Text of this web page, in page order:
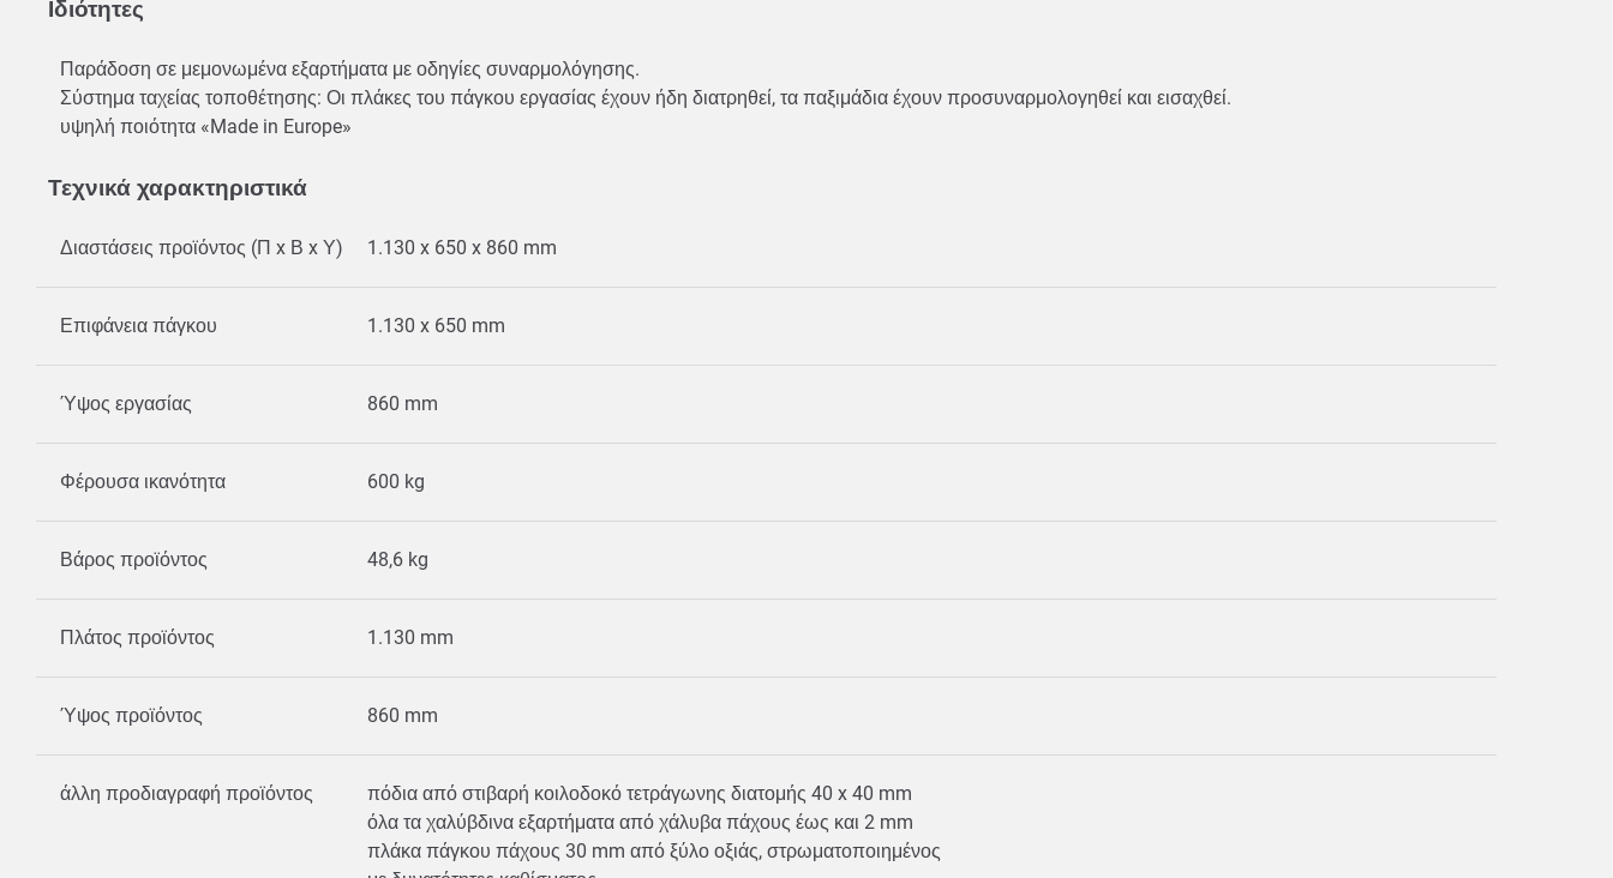
Ιδιότητες
Παράδοση σε μεμονωμένα εξαρτήματα με οδηγίες συναρμολόγησης.
Σύστημα ταχείας τοποθέτησης: Οι πλάκες του πάγκου εργασίας έχουν ήδη διατρηθεί, τα παξιμάδια έχουν προσυναρμολογηθεί και εισαχθεί.
υψηλή ποιότητα «Made in Europe»
Τεχνικά χαρακτηριστικά
Διαστάσεις προϊόντος (Π x Β x Υ) 1.130 x 650 x 860 mm
Επιφάνεια πάγκου 1.130 x 650 mm
Ύψος εργασίας 860 mm
Φέρουσα ικανότητα 600 kg
Βάρος προϊόντος 48,6 kg
Πλάτος προϊόντος 1.130 mm
Ύψος προϊόντος 860 mm
άλλη προδιαγραφή προϊόντος
πόδια από στιβαρή κοιλοδοκό τετράγωνης διατομής 40 x 40 mm
όλα τα χαλύβδινα εξαρτήματα από χάλυβα πάχους έως και 2 mm
πλάκα πάγκου πάχους 30 mm από ξύλο οξιάς, στρωματοποιημένος